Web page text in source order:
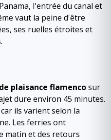
l'entrée du canal et
vaut la peine d'être
ses ruelles étroites et
plaisance flamencosur
dure environ 45 minutes.
ils varient selon la
Les ferries ont
matin et des retours